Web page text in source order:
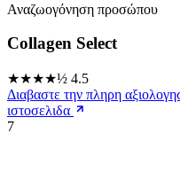
Αναζωογόνηση προσώπου
Collagen Select
★★★★½ 4.5
Διαβαστε την πληρη
ιστοσελιδα
7